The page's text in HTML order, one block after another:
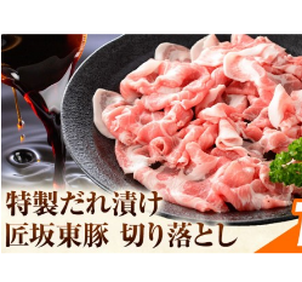
【配送不可地域あり】（沖縄
島）